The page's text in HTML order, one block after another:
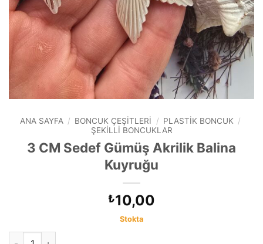
ANA SAYFA / BONCUK ÇEŞITLERI / PLASTIK BONCUK /
ŞEKILLI BONCUKLAR
3 CM Sedef Gümüş Akrilik Balina
Kuyruğu
₺10,00
Stokta
3 CM Sedef Gümüş Akrilik Balina Kuyruğu adet